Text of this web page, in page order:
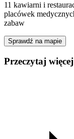
11 kawiarni i
placówek
zabaw
Sprawdź na mapie
Przeczytaj